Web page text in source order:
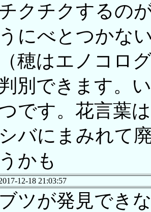
チクチクするの
うにべとつかな
（穂はエノコロ
判別できます。
です。花言葉
シバにまみれて
うかも
12-18 21:03:57
ブツが発見でき